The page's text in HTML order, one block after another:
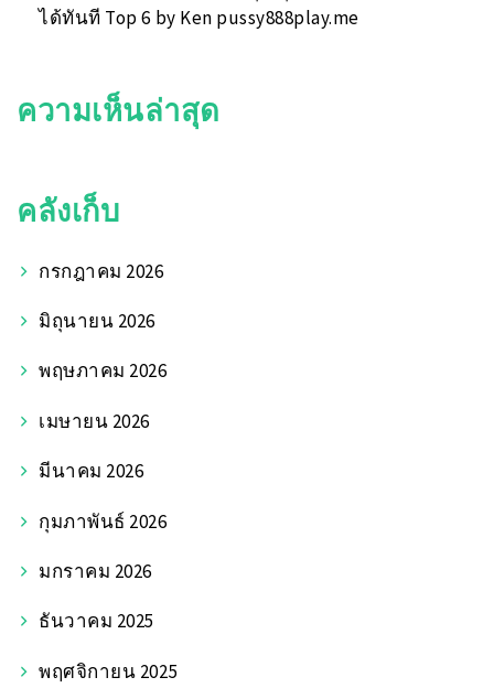
ได้ทันที Top 6 by Ken pussy888play.me
ความเห็นล่าสุด
คลังเก็บ
กรกฎาคม 2026
มิถุนายน 2026
พฤษภาคม 2026
เมษายน 2026
มีนาคม 2026
กุมภาพันธ์ 2026
มกราคม 2026
ธันวาคม 2025
พฤศจิกายน 2025